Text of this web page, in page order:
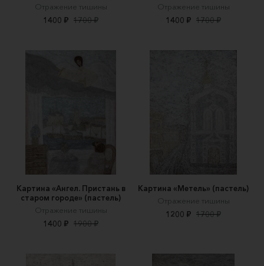
Отражение тишины
1400 ₽ 1700 ₽
Отражение тишины
1400 ₽ 1700 ₽
Картина «Ангел. Пристань в
старом городе» (пастель)
Отражение тишины
1400 ₽ 1900 ₽
Картина «Метель» (пастель)
Отражение тишины
1200 ₽ 1700 ₽